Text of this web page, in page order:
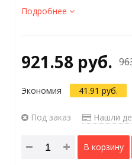
Подробнее
921.58 руб.
Экономия 41.91 руб.
Под заказ Нашли
В корзину